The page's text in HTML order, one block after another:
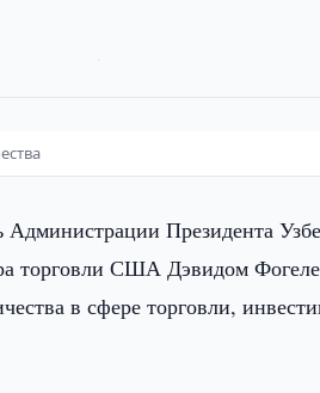
Администрации Президента
торговли США Дэвидом
в сфере торговли,